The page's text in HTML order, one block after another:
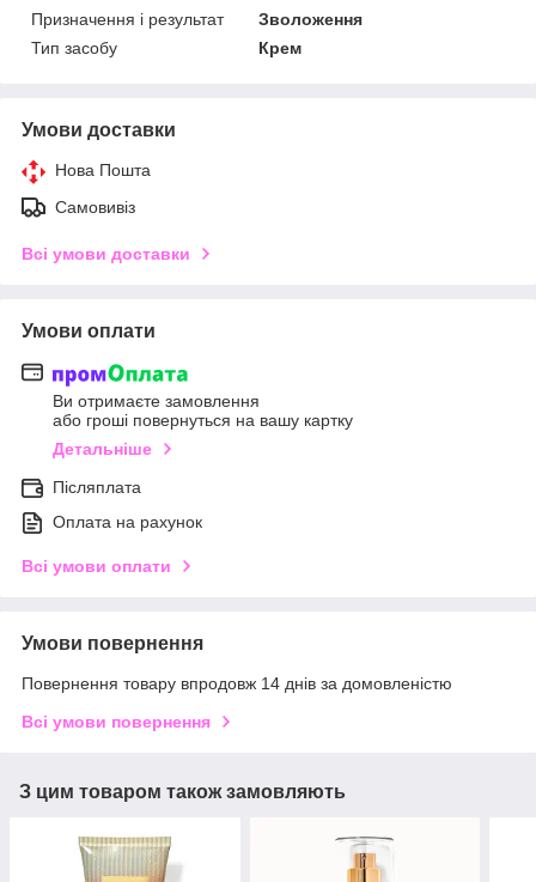
Призначення і результат
Зволоження
Тип засобу
Крем
Умови доставки
Нова Пошта
Самовивіз
Всі умови доставки
Умови оплати
Ви отримаєте замовлення
або гроші повернуться на вашу картку
Детальніше
Післяплата
Оплата на рахунок
Всі умови оплати
Умови повернення
Повернення товару впродовж 14 днів за домовленістю
Всі умови повернення
З цим товаром також замовляють